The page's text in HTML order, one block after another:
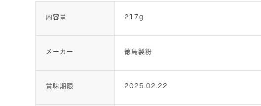
内容量 217g
メーカー 徳島製粉
賞味期限 2025.02.22